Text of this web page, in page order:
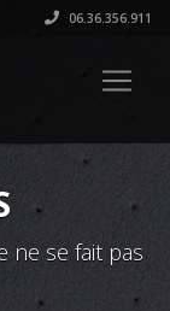
06.36.356.911
ne se fait pas